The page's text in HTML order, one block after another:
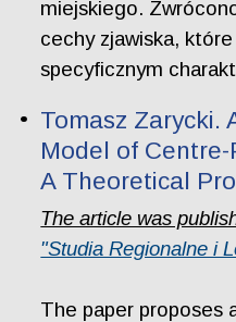
miejskiego.
cechy zjawiska,
specyficznym
Tomasz Zarycki.
Model of
A Theoretical
The article was
"Studia Regionalne i
The paper proposes